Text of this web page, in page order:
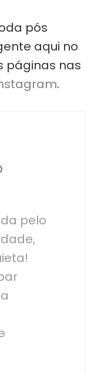
pós
aqui no
páginas nas
.
pelo